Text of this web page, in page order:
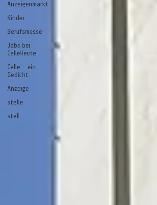
Anzeigenmarkt
Kinder
Berufsmesse
Jobs bei
CelleHeute
Celle - ein
Gedicht
Anzeige
stelle
stell